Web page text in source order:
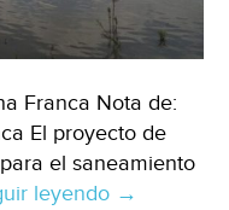
Franca Nota de:
El proyecto de
el saneamiento
leyendo Guanajuato
→